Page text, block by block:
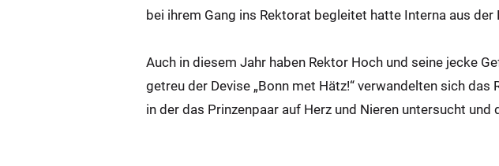
bei ihrem Gang ins Rektorat begleitet hatte Interna aus der
Auch in diesem Jahr haben Rektor Hoch und seine jecke
getreu der Devise „Bonn met Hätz!“ verwandelten sich
in der das Prinzenpaar auf Herz und Nieren untersucht und